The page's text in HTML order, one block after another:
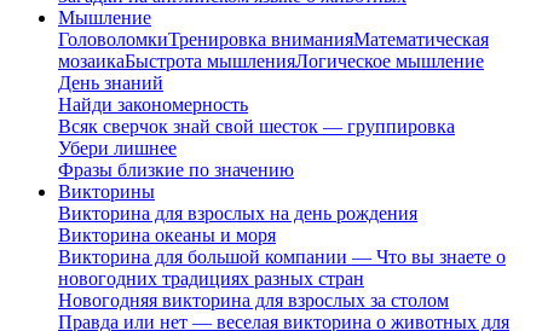
Мышление
ГоловоломкиТренировка вниманияМатематическая
мозаикаБыстрота мышленияЛогическое мышление
День знаний
Найди закономерность
Всяк сверчок знай свой шесток — группировка
Убери лишнее
Фразы близкие по значению
Викторины
Викторина для взрослых на день рождения
Викторина океаны и моря
Викторина для большой компании — Что вы знаете о
новогодних традициях разных стран
Новогодняя викторина для взрослых за столом
Правда или нет — веселая викторина о животных для